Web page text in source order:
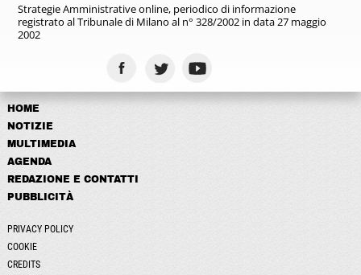
Strategie Amministrative online, periodico di informazione
registratoal Tribunale di Milano al n° 328/2002 in data 27 maggio
2002
HOME
NOTIZIE
MULTIMEDIA
AGENDA
REDAZIONE E CONTATTI
PUBBLICITÀ
PRIVACY POLICY
COOKIE
CREDITS